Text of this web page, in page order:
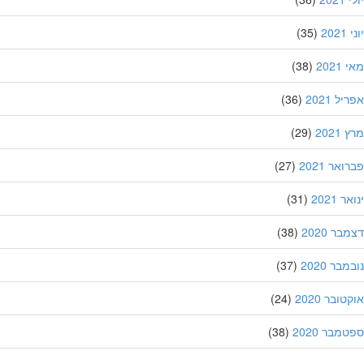
(35)
(38)
2021
(36)
(29)
2021
(27)
2021
(31)
2020
(38)
2020
(37)
2020
(24)
2020
(38)